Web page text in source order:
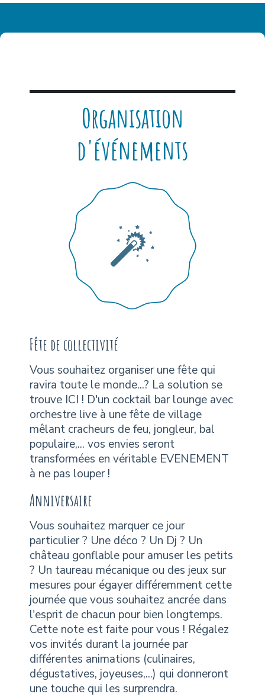
Organisation
d'événements
Fête de collectivité
Vous souhaitez organiser une fête qui
ravira toute le monde...? La solution se
trouve ICI ! D'un cocktail bar lounge avec
orchestre live à une fête de village
mêlant cracheurs de feu, jongleur, bal
populaire,... vos envies seront
transformées en véritable EVENEMENT
à ne pas louper !
Anniversaire
Vous souhaitez marquer ce jour
particulier ? Une déco ? Un Dj ? Un
château gonflable pour amuser les petits
? Un taureau mécanique ou des jeux sur
mesures pour égayer différemment cette
journée que vous souhaitez ancrée dans
l'esprit de chacun pour bien longtemps.
Cette note est faite pour vous ! Régalez
vos invités durant la journée par
différentes animations (culinaires,
dégustatives, joyeuses,...) qui donneront
une touche qui les surprendra.